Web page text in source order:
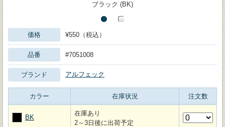
ブラック (BK)
価格 ¥550（税込）
品番 #7051008
ブランド アルフェック
カラー 在庫状況 注文数
BK
在庫あり
2～3日後に出荷予定